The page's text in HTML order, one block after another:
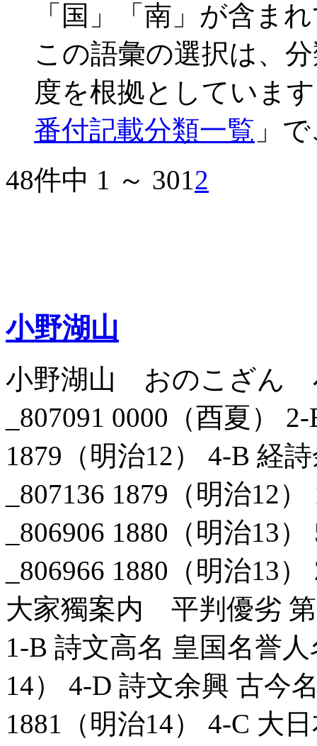
「国」「南」が含ま
この語彙の選択は、
度を根拠としていま
番付記載分類一覧 」
48件中 1 ～ 3012
小野湖山
小野湖山 おのこざん
_807091 0000（酉夏）
1879（明治12） 4-B 経
_807136 1879（明治12
_806906 1880（明治13
_806966 1880（明治13
大家獨案内 平判優劣 第
1-B 詩文高名 皇国名誉
14） 4-D 詩文余興 古今
1881（明治14） 4-C 大